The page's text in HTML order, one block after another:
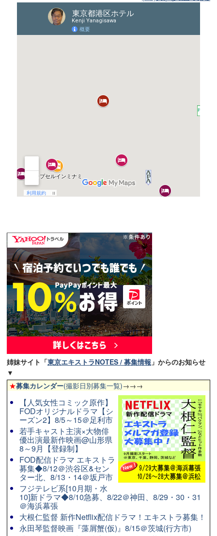
姉妹サイト「東京エキストラNOTES / 募集情報 」からのお知らせ
▼
★募集カレンダー(撮影日別募集一覧)→→→
【人気女性コミック原作】
FODオリジナルドラマ【シ
ーズン2】8/5～15＠足利市
若手キャスト主演×大物俳
優出演最新作映画@山形県
8～9月【登録制】
FOD配信ドラマ エキストラ
募集◆8/12＠渋谷区&セン
ター北、8/13・14＠坂戸市
フジテレビ系[10月期・水
10]新ドラマ◆8/10急募、8/22＠神田、8/29・30・31
＠海浜幕張
大根仁監督 新作Netflix配信ドラマ！エキストラ募集！
永田琴監督映画『藻屑蟹(仮)』8/15＠茨城(行方市)